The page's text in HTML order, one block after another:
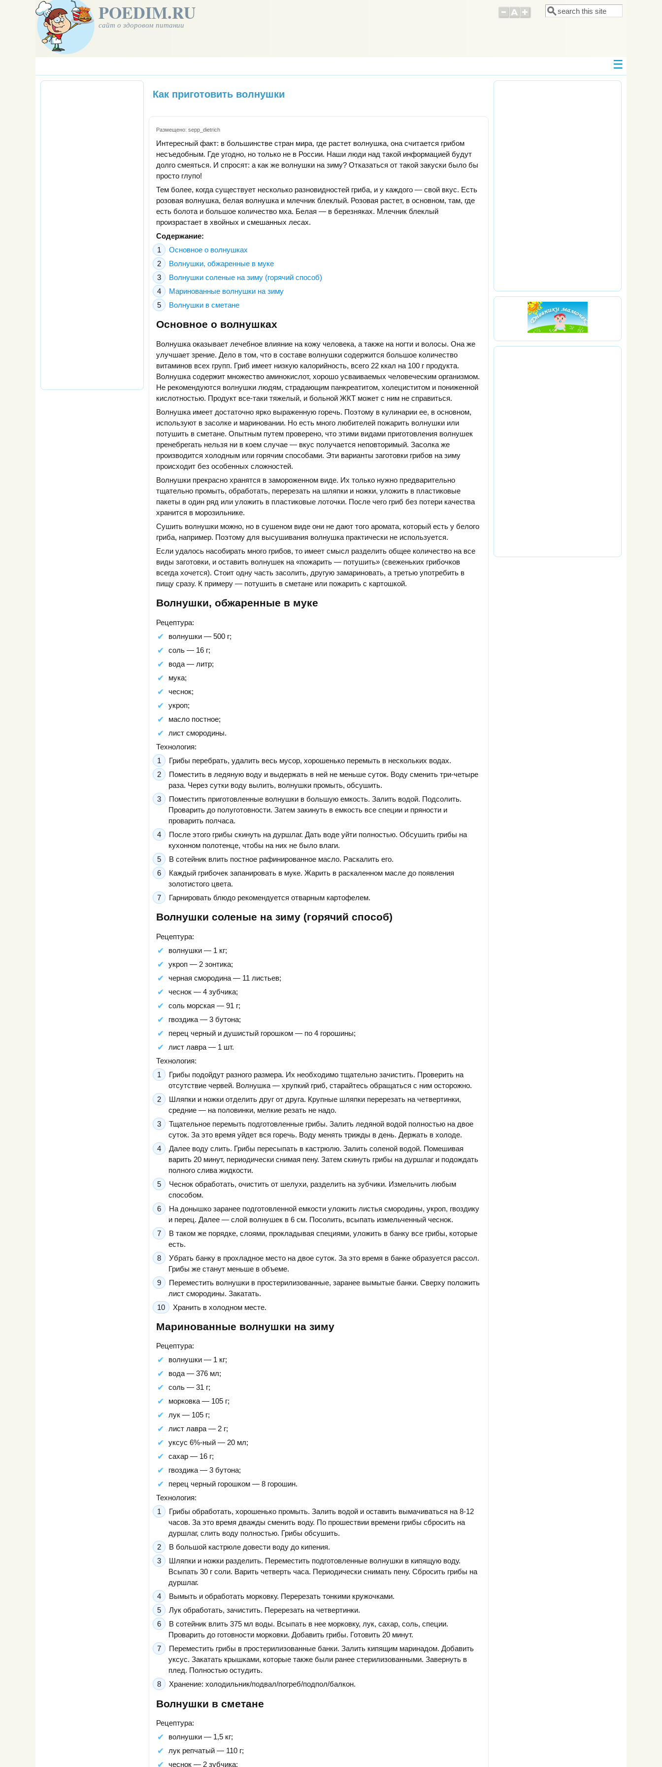
POEDIM.RU
сайт о здоровом питании
Форма поиска
Поиск
Как приготовить волнушки
Размещено: sepp_dietrich
Интересный факт: в большинстве стран мира, где растет волнушка, она считается грибом
несъедобным. Где угодно, но только не в России. Наши люди над такой информацией будут
долго смеяться. И спросят: а как же волнушки на зиму? Отказаться от такой закуски было бы
просто глупо!
Тем более, когда существует несколько разновидностей гриба, и у каждого — свой вкус. Есть
розовая волнушка, белая волнушка и млечник блеклый. Розовая растет, в основном, там, где
есть болота и большое количество мха. Белая — в березняках. Млечник блеклый
произрастает в хвойных и смешанных лесах.
Содержание:
Основное о волнушках
Волнушки, обжаренные в муке
Волнушки соленые на зиму (горячий способ)
Маринованные волнушки на зиму
Волнушки в сметане
Основное о волнушках
Волнушка оказывает лечебное влияние на кожу человека, а также на ногти и волосы. Она же
улучшает зрение. Дело в том, что в составе волнушки содержится большое количество
витаминов всех групп. Гриб имеет низкую калорийность, всего 22 ккал на 100 г продукта.
Волнушка содержит множество аминокислот, хорошо усваиваемых человеческим организмом.
Не рекомендуются волнушки людям, страдающим панкреатитом, холециститом и пониженной
кислотностью. Продукт все-таки тяжелый, и больной ЖКТ может с ним не справиться.
Волнушка имеет достаточно ярко выраженную горечь. Поэтому в кулинарии ее, в основном,
используют в засолке и мариновании. Но есть много любителей пожарить волнушки или
потушить в сметане. Опытным путем проверено, что этими видами приготовления волнушек
пренебрегать нельзя ни в коем случае — вкус получается неповторимый. Засолка же
производится холодным или горячим способами. Эти варианты заготовки грибов на зиму
происходит без особенных сложностей.
Волнушки прекрасно хранятся в замороженном виде. Их только нужно предварительно
тщательно промыть, обработать, перерезать на шляпки и ножки, уложить в пластиковые
пакеты в один ряд или уложить в пластиковые лоточки. После чего гриб без потери качества
хранится в морозильнике.
Сушить волнушки можно, но в сушеном виде они не дают того аромата, который есть у белого
гриба, например. Поэтому для высушивания волнушка практически не используется.
Если удалось насобирать много грибов, то имеет смысл разделить общее количество на все
виды заготовки, и оставить волнушек на «пожарить — потушить» (свеженьких грибочков
всегда хочется). Стоит одну часть засолить, другую замариновать, а третью употребить в
пищу сразу. К примеру — потушить в сметане или пожарить с картошкой.
Волнушки, обжаренные в муке
Рецептура:
волнушки — 500 г;
соль — 16 г;
вода — литр;
мука;
чеснок;
укроп;
масло постное;
лист смородины.
Технология:
Грибы перебрать, удалить весь мусор, хорошенько перемыть в нескольких водах.
Поместить в ледяную воду и выдержать в ней не меньше суток. Воду сменить три-четыре
раза. Через сутки воду вылить, волнушки промыть, обсушить.
Поместить приготовленные волнушки в большую емкость. Залить водой. Подсолить.
Проварить до полуготовности. Затем закинуть в емкость все специи и пряности и
проварить полчаса.
После этого грибы скинуть на дуршлаг. Дать воде уйти полностью. Обсушить грибы на
кухонном полотенце, чтобы на них не было влаги.
В сотейник влить постное рафинированное масло. Раскалить его.
Каждый грибочек запанировать в муке. Жарить в раскаленном масле до появления
золотистого цвета.
Гарнировать блюдо рекомендуется отварным картофелем.
Волнушки соленые на зиму (горячий способ)
Рецептура:
волнушки — 1 кг;
укроп — 2 зонтика;
черная смородина — 11 листьев;
чеснок — 4 зубчика;
соль морская — 91 г;
гвоздика — 3 бутона;
перец черный и душистый горошком — по 4 горошины;
лист лавра — 1 шт.
Технология:
Грибы подойдут разного размера. Их необходимо тщательно зачистить. Проверить на
отсутствие червей. Волнушка — хрупкий гриб, старайтесь обращаться с ним осторожно.
Шляпки и ножки отделить друг от друга. Крупные шляпки перерезать на четвертинки,
средние — на половинки, мелкие резать не надо.
Тщательное перемыть подготовленные грибы. Залить ледяной водой полностью на двое
суток. За это время уйдет вся горечь. Воду менять трижды в день. Держать в холоде.
Далее воду слить. Грибы пересыпать в кастрюлю. Залить соленой водой. Помешивая
варить 20 минут, периодически снимая пену. Затем скинуть грибы на дуршлаг и подождать
полного слива жидкости.
Чеснок обработать, очистить от шелухи, разделить на зубчики. Измельчить любым
способом.
На донышко заранее подготовленной емкости уложить листья смородины, укроп, гвоздику
и перец. Далее — слой волнушек в 6 см. Посолить, всыпать измельченный чеснок.
В таком же порядке, слоями, прокладывая специями, уложить в банку все грибы, которые
есть.
Убрать банку в прохладное место на двое суток. За это время в банке образуется рассол.
Грибы же станут меньше в объеме.
Переместить волнушки в простерилизованные, заранее вымытые банки. Сверху положить
лист смородины. Закатать.
Хранить в холодном месте.
Маринованные волнушки на зиму
Рецептура:
волнушки — 1 кг;
вода — 376 мл;
соль — 31 г;
морковка — 105 г;
лук — 105 г;
лист лавра — 2 г;
уксус 6%-ный — 20 мл;
сахар — 16 г;
гвоздика — 3 бутона;
перец черный горошком — 8 горошин.
Технология:
Грибы обработать, хорошенько промыть. Залить водой и оставить вымачиваться на 8-12
часов. За это время дважды сменить воду. По прошествии времени грибы сбросить на
дуршлаг, слить воду полностью. Грибы обсушить.
В большой кастрюле довести воду до кипения.
Шляпки и ножки разделить. Переместить подготовленные волнушки в кипящую воду.
Всыпать 30 г соли. Варить четверть часа. Периодически снимать пену. Сбросить грибы на
дуршлаг.
Вымыть и обработать морковку. Перерезать тонкими кружочками.
Лук обработать, зачистить. Перерезать на четвертинки.
В сотейник влить 375 мл воды. Всыпать в нее морковку, лук, сахар, соль, специи.
Проварить до готовности морковки. Добавить грибы. Готовить 20 минут.
Переместить грибы в простерилизованные банки. Залить кипящим маринадом. Добавить
уксус. Закатать крышками, которые также были ранее стерилизованными. Завернуть в
плед. Полностью остудить.
Хранение: холодильник/подвал/погреб/подпол/балкон.
Волнушки в сметане
Рецептура:
волнушки — 1,5 кг;
лук репчатый — 110 г;
чеснок — 2 зубчика;